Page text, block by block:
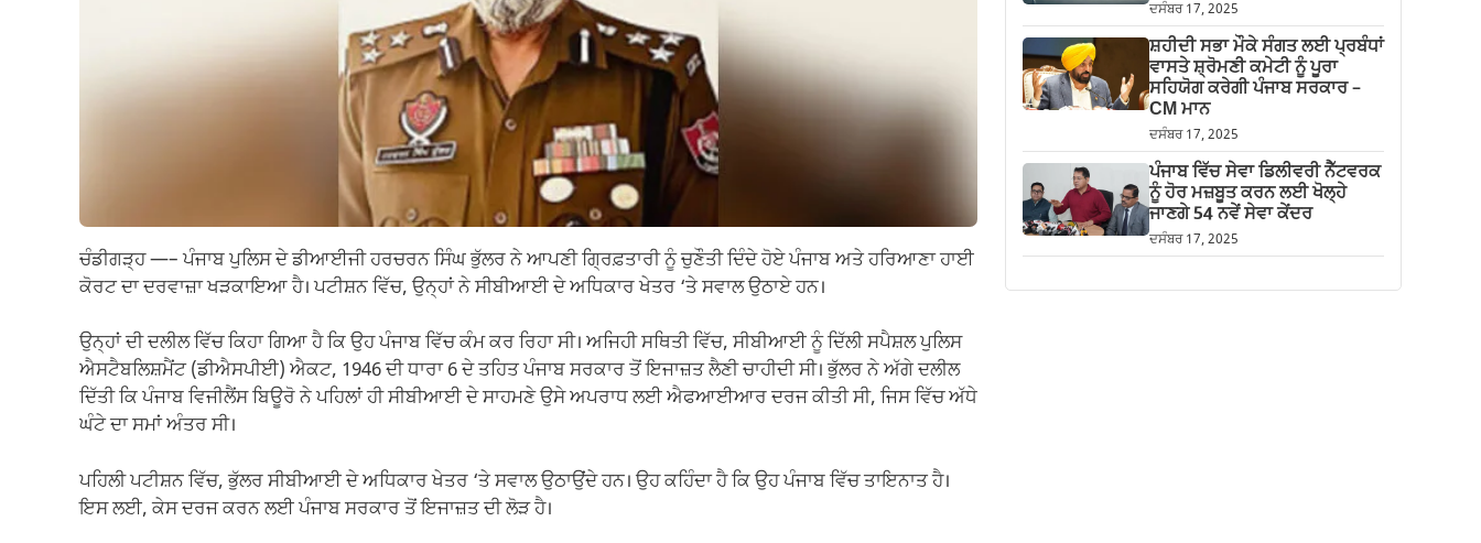
ਚੰਡੀਗੜ੍ਹ —– ਪੰਜਾਬ ਪੁਲਿਸ ਦੇ ਡੀਆਈਜੀ ਹਰਚਰਨ ਸਿੰਘ ਭੁੱਲਰ ਨੇ ਆਪਣੀ ਗ੍ਰਿਫ਼ਤਾਰੀ ਨੂੰ ਚੁਣੌਤੀ ਦਿੰਦੇ ਹੋਏ ਪੰਜਾਬ ਅਤੇ ਹਰਿਆਣਾ ਹਾਈ
ਕੋਰਟ ਦਾ ਦਰਵਾਜ਼ਾ ਖੜਕਾਇਆ ਹੈ। ਪਟੀਸ਼ਨ ਵਿੱਚ, ਉਨ੍ਹਾਂ ਨੇ ਸੀਬੀਆਈ ਦੇ ਅਧਿਕਾਰ ਖੇਤਰ ‘ਤੇ ਸਵਾਲ ਉਠਾਏ ਹਨ।
ਉਨ੍ਹਾਂ ਦੀ ਦਲੀਲ ਵਿੱਚ ਕਿਹਾ ਗਿਆ ਹੈ ਕਿ ਉਹ ਪੰਜਾਬ ਵਿੱਚ ਕੰਮ ਕਰ ਰਿਹਾ ਸੀ। ਅਜਿਹੀ ਸਥਿਤੀ ਵਿੱਚ, ਸੀਬੀਆਈ ਨੂੰ ਦਿੱਲੀ ਸਪੈਸ਼ਲ ਪੁਲਿਸ
ਐਸਟੈਬਲਿਸ਼ਮੈਂਟ (ਡੀਐਸਪੀਈ) ਐਕਟ, 1946 ਦੀ ਧਾਰਾ 6 ਦੇ ਤਹਿਤ ਪੰਜਾਬ ਸਰਕਾਰ ਤੋਂ ਇਜਾਜ਼ਤ ਲੈਣੀ ਚਾਹੀਦੀ ਸੀ। ਭੁੱਲਰ ਨੇ ਅੱਗੇ ਦਲੀਲ
ਦਿੱਤੀ ਕਿ ਪੰਜਾਬ ਵਿਜੀਲੈਂਸ ਬਿਊਰੋ ਨੇ ਪਹਿਲਾਂ ਹੀ ਸੀਬੀਆਈ ਦੇ ਸਾਹਮਣੇ ਉਸੇ ਅਪਰਾਧ ਲਈ ਐਫਆਈਆਰ ਦਰਜ ਕੀਤੀ ਸੀ, ਜਿਸ ਵਿੱਚ ਅੱਧੇ
ਘੰਟੇ ਦਾ ਸਮਾਂ ਅੰਤਰ ਸੀ।
ਪਹਿਲੀ ਪਟੀਸ਼ਨ ਵਿੱਚ, ਭੁੱਲਰ ਸੀਬੀਆਈ ਦੇ ਅਧਿਕਾਰ ਖੇਤਰ ‘ਤੇ ਸਵਾਲ ਉਠਾਉਂਦੇ ਹਨ। ਉਹ ਕਹਿੰਦਾ ਹੈ ਕਿ ਉਹ ਪੰਜਾਬ ਵਿੱਚ ਤਾਇਨਾਤ ਹੈ।
ਇਸ ਲਈ, ਕੇਸ ਦਰਜ ਕਰਨ ਲਈ ਪੰਜਾਬ ਸਰਕਾਰ ਤੋਂ ਇਜਾਜ਼ਤ ਦੀ ਲੋੜ ਹੈ।
ਦਸੰਬਰ 17, 2025
ਸ਼ਹੀਦੀ ਸਭਾ ਮੌਕੇ ਸੰਗਤ ਲਈ ਪ੍ਰਬੰਧਾਂ
ਵਾਸਤੇ ਸ਼੍ਰੋਮਣੀ ਕਮੇਟੀ ਨੂੰ ਪੂਰਾ
ਸਹਿਯੋਗ ਕਰੇਗੀ ਪੰਜਾਬ ਸਰਕਾਰ –
CM ਮਾਨ
ਦਸੰਬਰ 17, 2025
ਪੰਜਾਬ ਵਿੱਚ ਸੇਵਾ ਡਿਲੀਵਰੀ ਨੈੱਟਵਰਕ
ਨੂੰ ਹੋਰ ਮਜ਼ਬੂਤ ਕਰਨ ਲਈ ਖੋਲ੍ਹੇ
ਜਾਣਗੇ 54 ਨਵੇਂ ਸੇਵਾ ਕੇਂਦਰ
ਦਸੰਬਰ 17, 2025